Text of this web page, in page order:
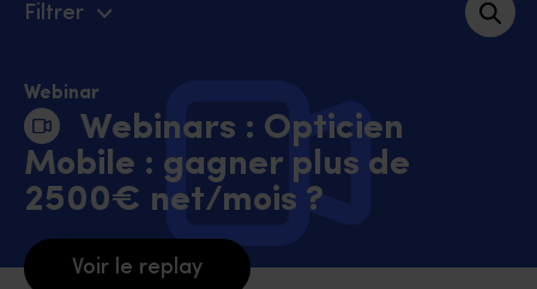
Filtrer
Webinar
Webinars : Opticien
Mobile : gagner plus de
2500€ net/mois ?
Voir le replay